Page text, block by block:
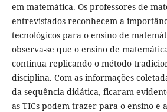
em matemática. Os professores de
entrevistados reconhecem a
tecnológicos para o ensino de
observa-se que o ensino de
continua replicando o método
disciplina. Com as informações
da sequência didática, ficaram
as TICs podem trazer para o ensino e